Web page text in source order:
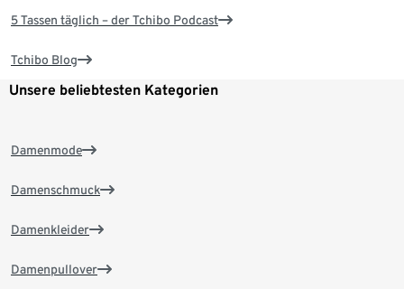
5 Tassen täglich – der Tchibo Podcast
Tchibo Blog
Unsere beliebtesten Kategorien
Damenmode
Damenschmuck
Damenkleider
Damenpullover